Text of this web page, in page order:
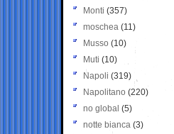
Monti (357)
moschea (11)
Musso (10)
Muti (10)
Napoli (319)
Napolitano (220)
no global (5)
notte bianca (3)